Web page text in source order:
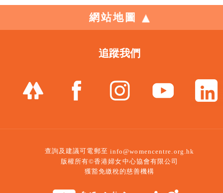
網站地圖
追蹤我們
查詢及建議可電郵至 info@womencentre.org.hk
版權所有©香港婦女中心協會有限公司
獲豁免繳稅的慈善機構